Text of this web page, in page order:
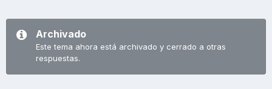
Archivado
Este tema ahora está archivado y cerrado a otras
respuestas.